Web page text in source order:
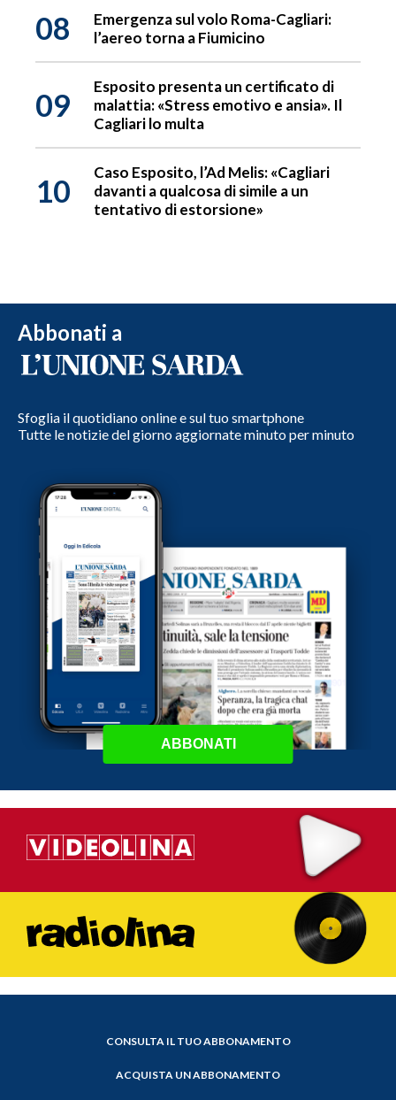
08
Emergenza sul volo Roma-Cagliari:
l’aereo torna a Fiumicino
09
Esposito presenta un certificato di
malattia: «Stress emotivo e ansia». Il
Cagliari lo multa
10
Caso Esposito, l’Ad Melis: «Cagliari
davanti a qualcosa di simile a un
tentativo di estorsione»
Abbonati a
Sfoglia il quotidiano online e sul tuo smartphone
Tutte le notizie del giorno aggiornate minuto per minuto
ABBONATI
CONSULTA IL TUO ABBONAMENTO
ACQUISTA UN ABBONAMENTO